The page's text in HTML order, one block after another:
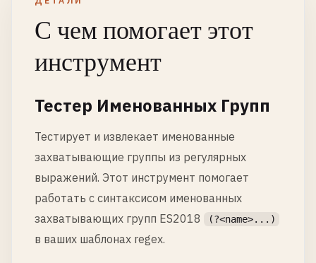
С чем помогает этот
инструмент
Тестер Именованных Групп
Тестирует и извлекает именованные
захватывающие группы из регулярных
выражений. Этот инструмент помогает
работать с синтаксисом именованных
захватывающих групп ES2018
(?<name>...)
в ваших шаблонах regex.